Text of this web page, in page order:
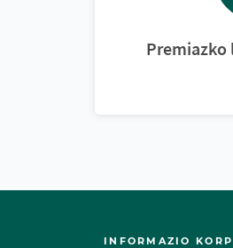
Premiazko
INFORMAZIO